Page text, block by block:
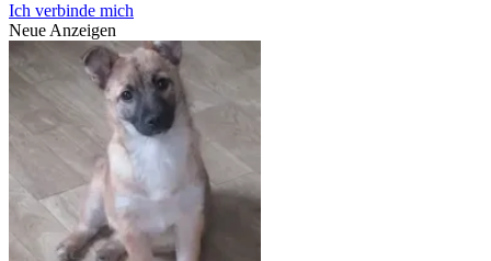
Ich verbinde mich
Neue Anzeigen